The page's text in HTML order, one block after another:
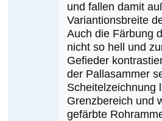
und fallen damit
Variantionsbreite
Auch die Färbung
nicht so hell und
Gefieder
der Pallasammer
Scheitelzeichnung
Grenzbereich und
gefärbte